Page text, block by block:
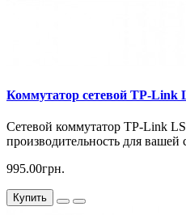
Коммутатор сетевой TP-Link
Сетевой коммутатор TP-Link
производительность для
995.00грн.
Купить